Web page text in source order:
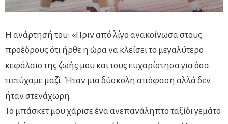
Η ανάρτησή του: «Πριν από λίγο ανακοίνωσα στους
προέδρους ότι ήρθε η ώρα να κλείσει το μεγαλύτερο
κεφάλαιο της ζωής μου και τους ευχαρίστησα για όσα
πετύχαμε μαζί. Ήταν μια δύσκολη απόφαση αλλά δεν
ήταν στενάχωρη.
Το μπάσκετ μου χάρισε ένα ανεπανάληπτο ταξίδι γεμάτο